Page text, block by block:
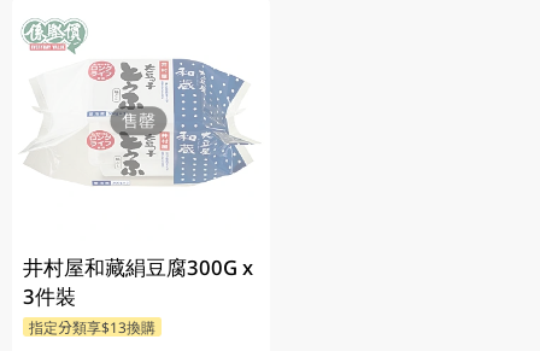
售罄
井村屋和藏絹豆腐300G x
3件裝
指定分類享$13換購